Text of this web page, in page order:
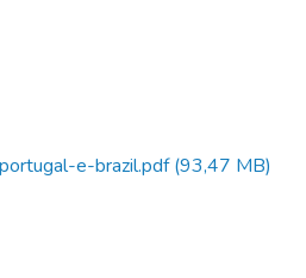
e-brazil.pdf(93,47 MB)